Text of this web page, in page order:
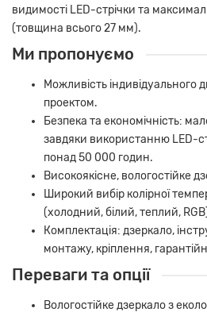
видимості LED-стрічки та
(товщина всього 27 мм).
Ми пропонуємо
Можливість індивідуального
проектом.
Безпека та економічність:
завдяки використанню LED-
понад 50 000 годин.
Високоякісне, вологостійке
Широкий вибір колірної
(холодний, білий, теплий,
Комплектація: дзеркало,
монтажу, кріплення,
Переваги та опції
Вологостійке дзеркало з